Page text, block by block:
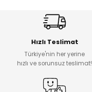
Hızlı Teslimat
Türkiye'nin her yerine
hızlı ve sorunsuz teslimat!